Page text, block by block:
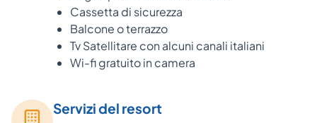
Cassetta di sicurezza
Balcone o terrazzo
Tv Satellitare con alcuni canali italiani
Wi-fi gratuito in camera
Servizi del resort